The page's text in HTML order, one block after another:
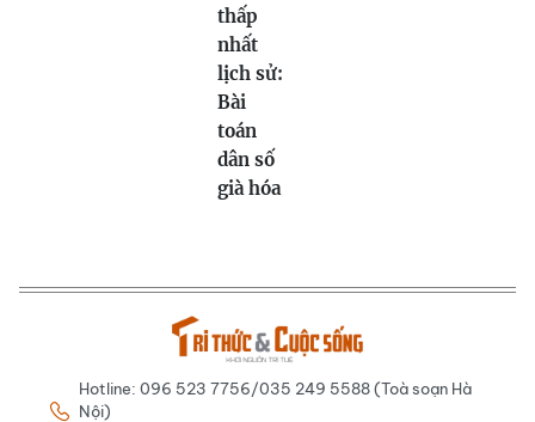
thấp
nhất
lịch sử:
Bài
toán
dân số
già hóa
Hotline: 096 523 7756/035 249 5588 (Toà soạn Hà
Nội)